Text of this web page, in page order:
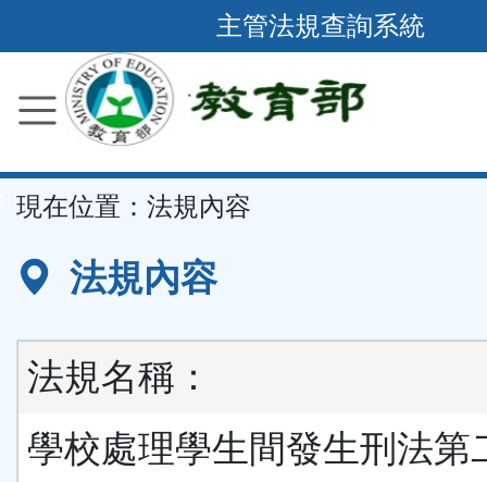
到
要
容
區
主管法規查詢系統
現在位置： 法規內容
法規內容
法規名稱：
學校處理學生間發生刑法第